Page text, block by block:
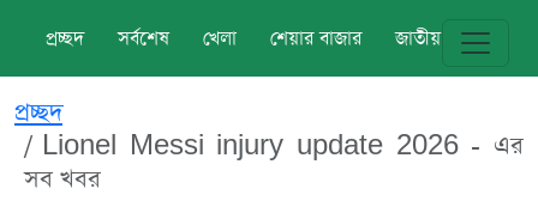
প্রচ্ছদ সর্বশেষ খেলা শেয়ার বাজার জাতীয় বিশ্ব
প্রচ্ছদ
Lionel Messi injury update 2026 - এর
সব খবর